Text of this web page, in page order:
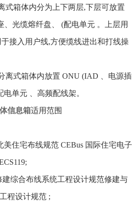
箱体内分为上下两层,下层可放置
、光缆熔纤盘、 (配电单元 。上层用
接入用户线,方便缆线进出和打线操
式箱体内放置 ONU (IAD 、电源插
单元 、高频配线架。
信息箱适用范围
宅布线规范 CEBus 国际住宅电子
综合布线系统工程设计规范修建与
程设计规范 ;